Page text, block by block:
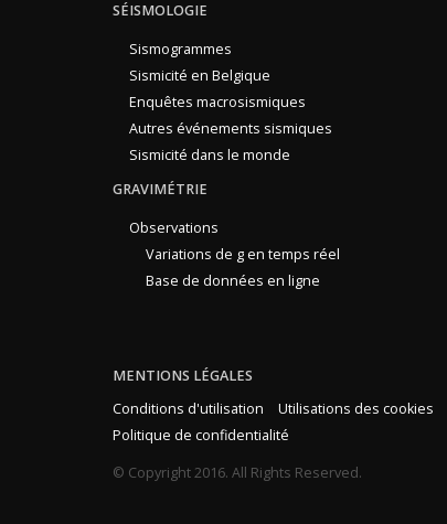
SÉISMOLOGIE
Sismogrammes
Sismicité en Belgique
Enquêtes macrosismiques
Autres événements sismiques
Sismicité dans le monde
GRAVIMÉTRIE
Observations
Variations de g en temps réel
Base de données en ligne
MENTIONS LÉGALES
Conditions d'utilisation
Utilisations des cookies
Politique de confidentialité
© Copyright 2016. All Rights Reserved.